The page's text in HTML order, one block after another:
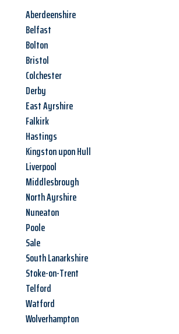
Aberdeenshire
Belfast
Bolton
Bristol
Colchester
Derby
East Ayrshire
Falkirk
Hastings
Kingston upon Hull
Liverpool
Middlesbrough
North Ayrshire
Nuneaton
Poole
Sale
South Lanarkshire
Stoke-on-Trent
Telford
Watford
Wolverhampton